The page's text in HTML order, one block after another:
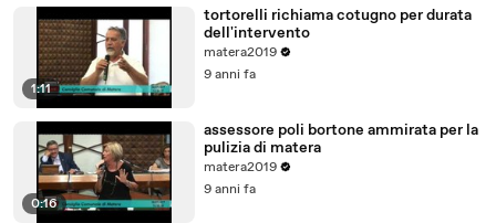
1:11
tortorelli richiama cotugno per durata
dell'intervento
matera2019
9 anni fa
0:16
assessore poli bortone ammirata per la
pulizia di matera
matera2019
9 anni fa